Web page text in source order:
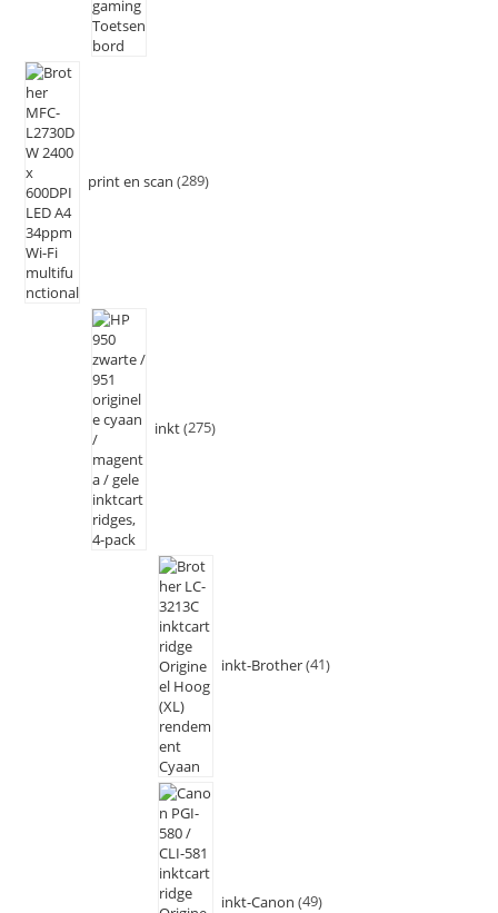
print en scan 289
inkt 275
inkt-Brother 41
inkt-Canon 49